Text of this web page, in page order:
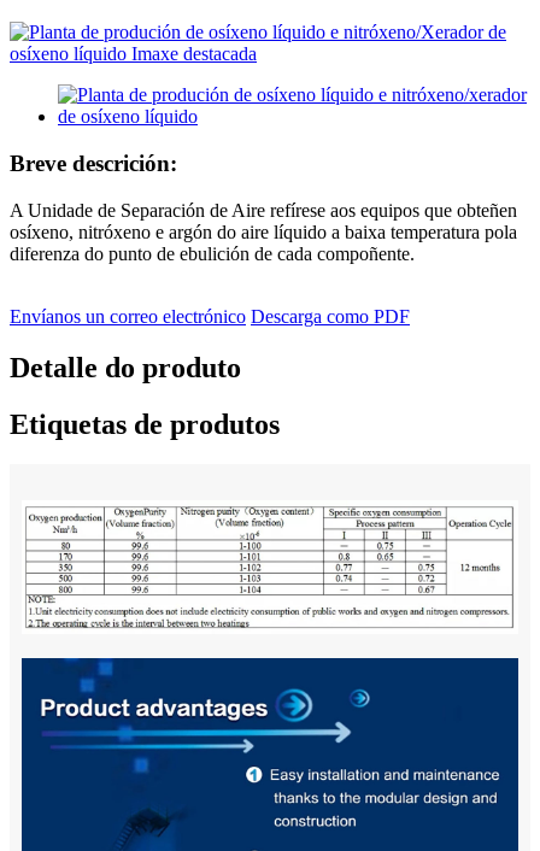
Breve descrición:
A Unidade de Separación de Aire refírese aos equipos que obteñen
osíxeno, nitróxeno e argón do aire líquido a baixa temperatura pola
diferenza do punto de ebulición de cada compoñente.
Envíanos un correo electrónico Descarga como PDF
Detalle do produto
Etiquetas de produtos